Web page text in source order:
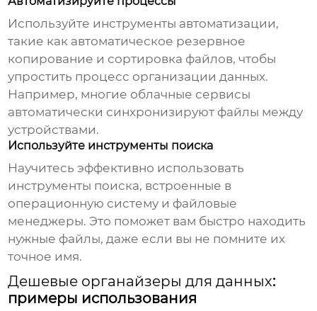
Используйте инструменты автоматизации,
такие как автоматическое резервное
копирование и сортировка файлов, чтобы
упростить процесс организации данных.
Например, многие облачные сервисы
автоматически синхронизируют файлы между
устройствами.
Используйте инструменты поиска
Научитесь эффективно использовать
инструменты поиска, встроенные в
операционную систему и файловые
менеджеры. Это поможет вам быстро находить
нужные файлы, даже если вы не помните их
точное имя.
Дешевые органайзеры для данных:
примеры использования